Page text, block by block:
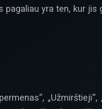
yra ten, kur jis
„Užmirštieji“,